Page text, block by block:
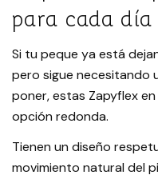
para cada día
Si tu peque ya está
pero sigue necesitando
poner, estas Zapyflex
opción redonda.
Tienen un diseño
movimiento natural del